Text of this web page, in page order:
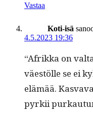
Vastaa
Koti-isä
4.5.2023 19:36
“Afrik­ka on
väestölle se ei
elämää.
pyrkii